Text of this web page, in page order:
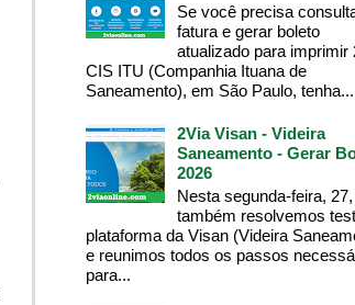
Se você precisa
fatura e gerar boleto
atualizado para imprimir
CIS ITU (Companhia Ituana de
Saneamento), em São Paulo, tenha...
2Via Visan - Videira
Saneamento - Gerar
2026
Nesta segunda-feira,
também resolvemos
plataforma da Visan (Videira
e reunimos todos os passos
para...